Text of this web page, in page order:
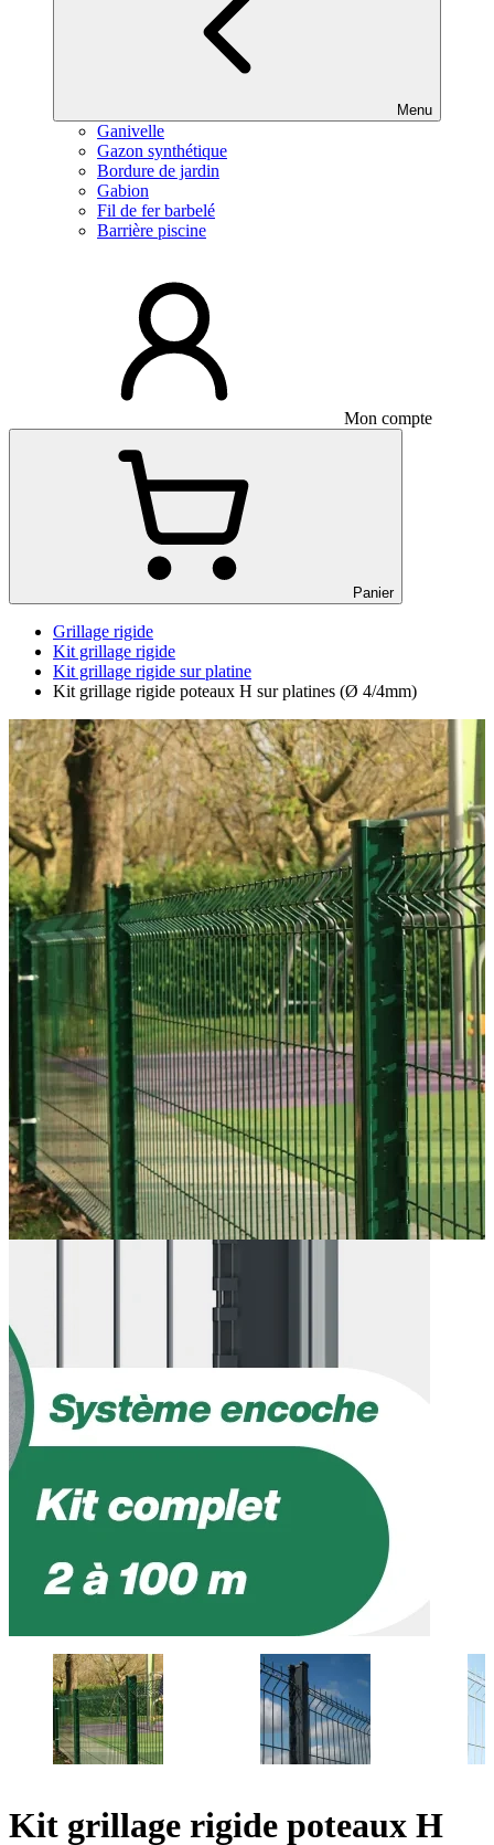
Menu
Ganivelle
Gazon synthétique
Bordure de jardin
Gabion
Fil de fer barbelé
Barrière piscine
Mon compte
Panier
Grillage rigide
Kit grillage rigide
Kit grillage rigide sur platine
Kit grillage rigide poteaux H sur platines (Ø 4/4mm)
Kit grillage rigide poteaux H